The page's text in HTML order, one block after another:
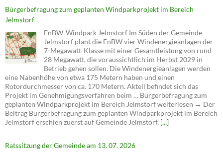
Bürgerbefragung zum geplanten Windparkprojekt im Bereich
Jelmstorf
EnBW-Windpark Jelmstorf Im Süden der Gemeinde
Jelmstorf plant die EnBW vier Windenergieanlagen der
7-Megawatt-Klasse mit einer Gesamtleistung von rund
28 Megawatt, die voraussichtlich im Herbst 2029 in
Betrieb gehen sollen. Die Windenergieanlagen werden
eine Nabenhöhe von etwa 175 Metern haben und einen
Rotordurchmesser von ca. 170 Metern. Aktell befindet sich das
Projekt im Genehmigungsverfahren beim … Bürgerbefragung zum
geplanten Windparkprojekt im Bereich Jelmstorf weiterlesen → Der
Beitrag Bürgerbefragung zum geplanten Windparkprojekt im Bereich
Jelmstorf erschien zuerst auf Gemeinde Jelmstorf. [...]
Ratssitzung der Gemeinde am 13. 07. 2026